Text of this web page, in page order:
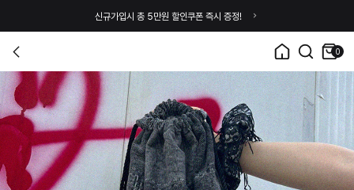
신규가입시 총 5만원 할인쿠폰 즉시 증정!
0